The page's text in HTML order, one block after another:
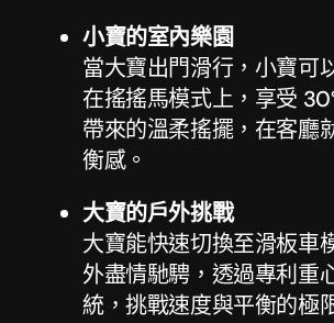
小寶的室內樂園
當大寶出門滑行，小寶可
在搖搖馬模式上，享受
帶來的溫柔搖擺，在客廳
衡感。
大寶的戶外挑戰
大寶能快速切換至滑板車
外盡情馳騁，透過專利重
統，挑戰速度與平衡的極